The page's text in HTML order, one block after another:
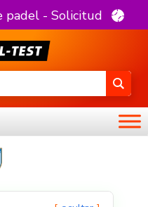
padel - Solicitud